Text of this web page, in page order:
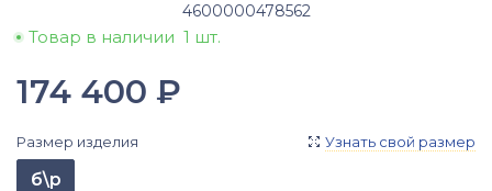
4600000478562
Товар в наличии 1 шт.
174 400 ₽
Размер изделия  Узнать свой размер
б\р